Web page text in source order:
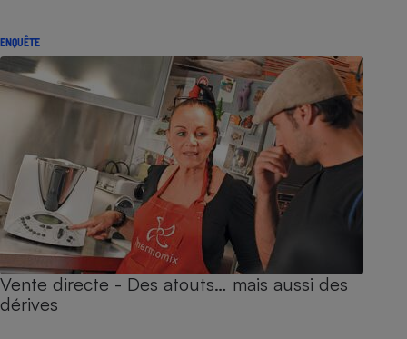
ENQUÊTE
Vente directe - Des atouts… mais aussi des
dérives